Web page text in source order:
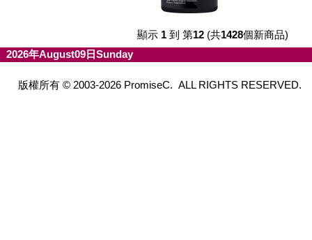
顯示 1 到 第12 (共1428個新商品)
2026年August09日Sunday
版權所有 © 2003-2026 PromiseC. ALL RIGHTS RESERVED.